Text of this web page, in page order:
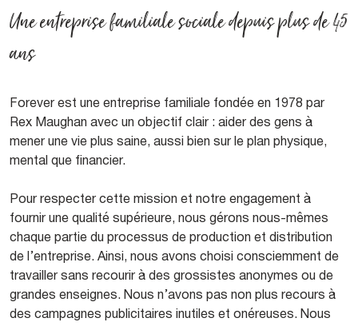
Une entreprise familiale sociale depuis plus de 45
ans
Forever est une entreprise familiale fondée en 1978 par
Rex Maughan avec un objectif clair : aider des gens à
mener une vie plus saine, aussi bien sur le plan physique,
mental que financier.
Pour respecter cette mission et notre engagement à
fournir une qualité supérieure, nous gérons nous-mêmes
chaque partie du processus de production et distribution
de l’entreprise. Ainsi, nous avons choisi consciemment de
travailler sans recourir à des grossistes anonymes ou de
grandes enseignes. Nous n’avons pas non plus recours à
des campagnes publicitaires inutiles et onéreuses. Nous